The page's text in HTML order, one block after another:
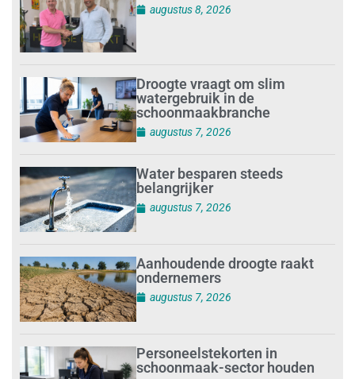
augustus 8, 2026
Droogte vraagt om slim
watergebruik in de
schoonmaakbranche
augustus 7, 2026
Water besparen steeds
belangrijker
augustus 7, 2026
Aanhoudende droogte raakt
ondernemers
augustus 7, 2026
Personeelstekorten in
schoonmaak-sector houden